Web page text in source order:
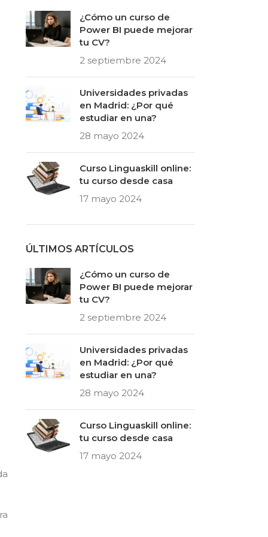
¿Cómo un curso de
Power BI puede mejorar
tu CV?
2 septiembre 2024
Universidades privadas
en Madrid: ¿Por qué
estudiar en una?
28 mayo 2024
Curso Linguaskill online:
tu curso desde casa
17 mayo 2024
ÚLTIMOS ARTÍCULOS
¿Cómo un curso de
Power BI puede mejorar
tu CV?
2 septiembre 2024
Universidades privadas
en Madrid: ¿Por qué
estudiar en una?
28 mayo 2024
Curso Linguaskill online:
tu curso desde casa
17 mayo 2024